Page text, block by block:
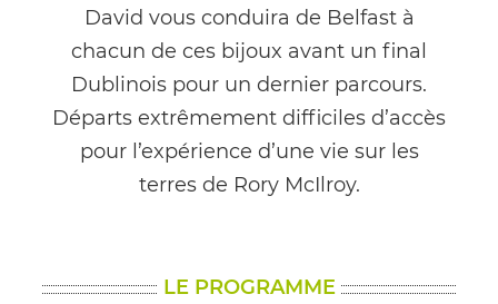
David vous conduira de Belfast à
chacun de ces bijoux avant un final
Dublinois pour un dernier parcours.
Départs extrêmement difficiles d’accès
pour l’expérience d’une vie sur les
terres de Rory McIlroy.
LE PROGRAMME